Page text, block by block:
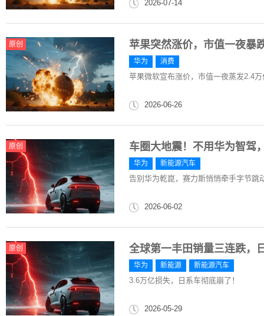
2026-07-14
原创 苹果突然涨价，市值一夜暴
华为 消费
苹果微软宣布涨价，市值一夜蒸发2.4万
2026-06-26
原创 车圈大地震！不用华为智驾
华为 新能源汽车
告别华为乾崑，赛力斯悄悄牵手字节跳
2026-06-02
原创 全球第一丰田销量三连跌，
华为 新能源 新能源汽车
3.6万亿损失，日系车彻底崩了！
2026-05-29